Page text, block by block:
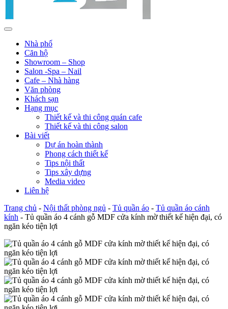
Nhà phố
Căn hộ
Showroom – Shop
Salon -Spa – Nail
Cafe – Nhà hàng
Văn phòng
Khách sạn
Hạng mục
Thiết kế và thi công quán cafe
Thiết kế và thi công salon
Bài viết
Dự án hoàn thành
Phong cách thiết kế
Tips nội thất
Tips xây dựng
Media video
Liên hệ
Trang chủ - Nội thất phòng ngủ - Tủ quần áo - Tủ quần áo cánh
kính - Tủ quần áo 4 cánh gỗ MDF cửa kính mờ thiết kế hiện đại, có
ngăn kéo tiện lợi